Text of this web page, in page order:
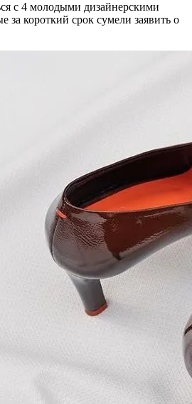
с 4 молодыми дизайнерскими
за короткий срок сумели заявить о